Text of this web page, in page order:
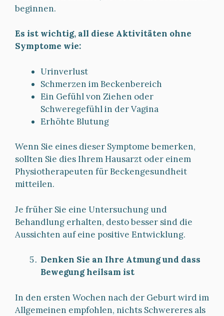
beginnen.
Es ist wichtig, all diese Aktivitäten ohne
Symptome wie:
Urinverlust
Schmerzen im Beckenbereich
Ein Gefühl von Ziehen oder
Schweregefühl in der Vagina
Erhöhte Blutung
Wenn Sie eines dieser Symptome bemerken,
sollten Sie dies Ihrem Hausarzt oder einem
Physiotherapeuten für Beckengesundheit
mitteilen.
Je früher Sie eine Untersuchung und
Behandlung erhalten, desto besser sind die
Aussichten auf eine positive Entwicklung.
Denken Sie an Ihre Atmung und dass
Bewegung heilsam ist
In den ersten Wochen nach der Geburt wird im
Allgemeinen empfohlen, nichts Schwereres als